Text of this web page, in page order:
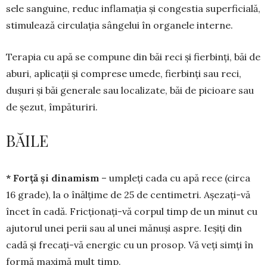
sele sanguine, reduc inflamația și congestia super­ficială,
stimulează circulația sângelui în organele interne.
Terapia cu apă se compune din băi reci și fier­binți, băi de
aburi, aplicații și comprese umede, fierbinți sau reci,
dușuri și băi generale sau lo­calizate, băi de picioare sau
de șezut, împăturiri.
BĂILE
* Forță și dinamism – umpleți cada cu apă rece (circa
16 grade), la o înălțime de 25 de cen­timetri. Așezați-vă
încet în cadă. Fricțio­nați-vă cor­pul timp de un minut cu
ajutorul unei perii sau al unei mă­nuși aspre. Ieșiți din
cadă și fre­cați-vă ener­gic cu un pro­sop. Vă veți simți în
formă maximă mult timp.